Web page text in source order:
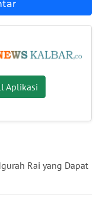
Aplikasi
Rai yang Dapat